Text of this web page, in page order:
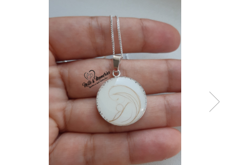
Pandantive argint
Seturi bijuterii
Seturi din argint
Seturi din aur